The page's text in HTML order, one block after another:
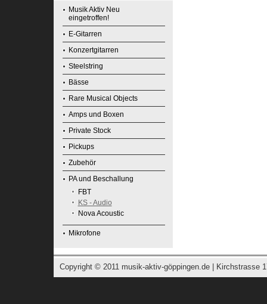
Musik Aktiv Neu
eingetroffen!
E-Gitarren
Konzertgitarren
Steelstring
Bässe
Rare Musical Objects
Amps und Boxen
Private Stock
Pickups
Zubehör
PA und Beschallung
FBT
KS - Audio
Nova Acoustic
Mikrofone
Copyright © 2011 musik-aktiv-göppingen.de | Kirchstrasse